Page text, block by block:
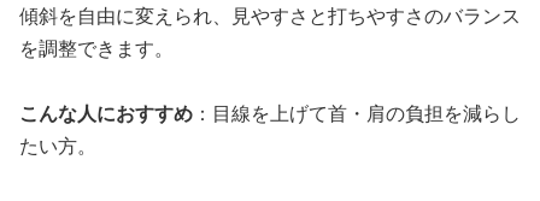
傾斜を自由に変えられ、見やすさと打ちやすさのバランス
を調整できます。
こんな人におすすめ ：目線を上げて首・肩の負担を減らし
たい方。